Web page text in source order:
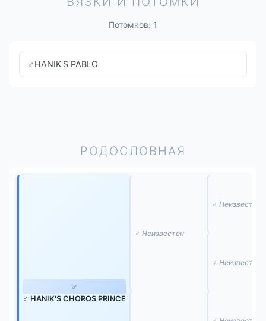
Потомков: 1
♂ HANIK'S PABLO
РОДОСЛОВНАЯ
♂
♂ HANIK'S CHOROS PRINCE
♂ Неизвестен
♂ Неизвестен
♀ Неизвестен